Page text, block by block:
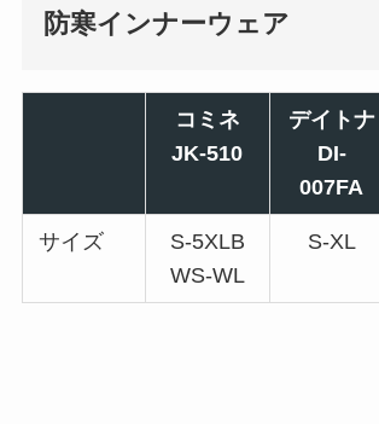
防寒インナーウェア
コミネ
JK-510
デイトナ
DI-
007FA
サイズ
S-5XLB
WS-WL
S-XL